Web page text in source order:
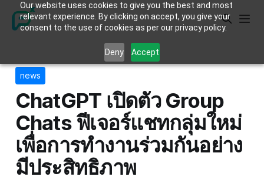
Our website uses cookies to give you the best and most
relevant experience. By clicking on accept, you give your
consent to the use of cookies as per our privacy policy.
Deny Accept
news
ChatGPT เปิดตัว Group
Chats ฟีเจอร์แชทกลุ่มใหม่
เพื่อการทำงานร่วมกันอย่าง
มีประสิทธิภาพ